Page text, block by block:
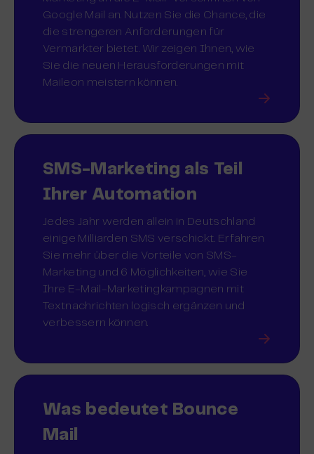
Google Mail an. Nutzen Sie die Chance, die
die strengeren Anforderungen für
Vermarkter bietet. Wir zeigen Ihnen, wie
Sie die neuen Herausforderungen mit
Maileon meistern können.
SMS-Marketing als Teil
Ihrer Automation
Jedes Jahr werden allein in Deutschland
einige Milliarden SMS verschickt. Erfahren
Sie mehr über die Vorteile von SMS-
Marketing und 6 Möglichkeiten, wie Sie
Ihre E-Mail-Marketingkampagnen mit
Textnachrichten logisch ergänzen und
verbessern können.
Was bedeutet Bounce
Mail